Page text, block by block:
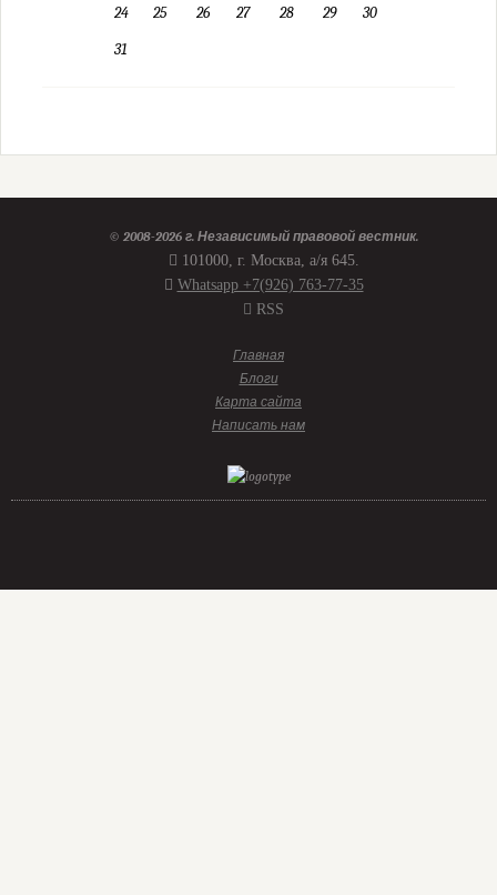
24
25 26 27 28 29
30
31
© 2008-2026 г. Независимый правовой вестник.
101000, г. Москва, а/я 645.
Whatsapp +7(926) 763-77-35
RSS
Главная
Блоги
Карта сайта
Написать нам